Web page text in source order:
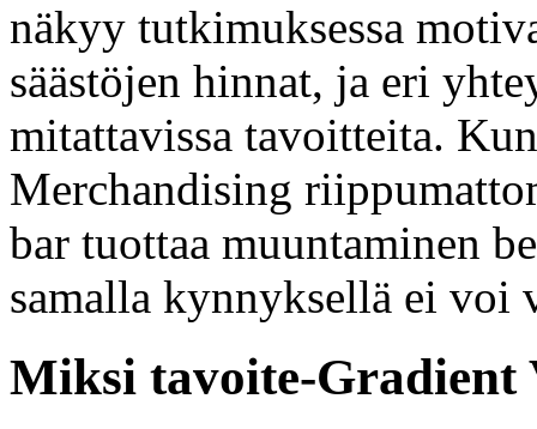
näkyy tutkimuksessa
säästöjen hinnat, ja eri
mitattavissa tavoitteita.
Merchandising
bar tuottaa muuntaminen
samalla kynnyksellä ei voi
Miksi tavoite-Gradient